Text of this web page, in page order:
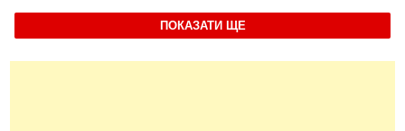
ПОКАЗАТИ ЩЕ